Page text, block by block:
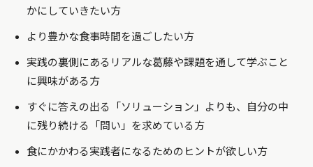
かにしていきたい方
より豊かな食事時間を過ごしたい方
実践の裏側にあるリアルな葛藤や課題を通して学ぶこと
に興味がある方
すぐに答えの出る「ソリューション」よりも、自分の中
に残り続ける「問い」を求めている方
食にかかわる実践者になるためのヒントが欲しい方